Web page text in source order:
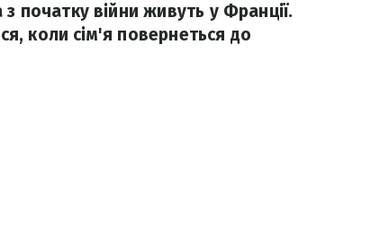
початку війни живуть у Франції.
коли сім'я повернеться до